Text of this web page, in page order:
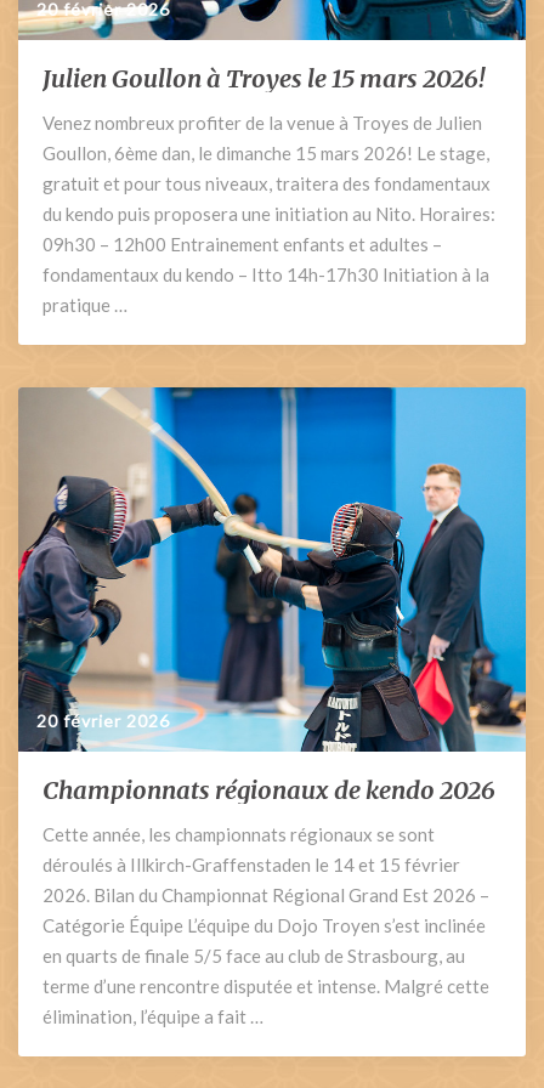
20 février 2026
Julien
à
Troyes
le
15
mars
2026!
Julien Goullon à Troyes le 15 mars 2026!
Venez nombreux profiter de la venue à Troyes de Julien
Goullon, 6ème dan, le dimanche 15 mars 2026! Le stage,
gratuit et pour tous niveaux, traitera des fondamentaux
du kendo puis proposera une initiation au Nito. Horaires:
09h30 – 12h00 Entrainement enfants et adultes –
fondamentaux du kendo – Itto 14h-17h30 Initiation à la
pratique …
20 février 2026
Championnats
de
kendo
2026
Championnats régionaux de kendo 2026
Cette année, les championnats régionaux se sont
déroulés à Illkirch-Graffenstaden le 14 et 15 février
2026. Bilan du Championnat Régional Grand Est 2026 –
Catégorie Équipe L’équipe du Dojo Troyen s’est inclinée
en quarts de finale 5/5 face au club de Strasbourg, au
terme d’une rencontre disputée et intense. Malgré cette
élimination, l’équipe a fait …